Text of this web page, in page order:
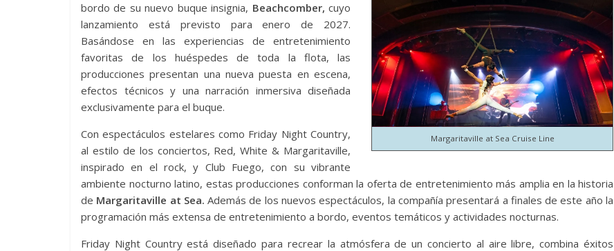
Margaritaville at Sea Cruise Line
bordo de su nuevo buque insignia, Beachcomber, cuyo
lanzamiento está previsto para enero de 2027.
Basándose en las experiencias de entretenimiento
favoritas de los huéspedes de toda la flota, las
producciones presentan una nueva puesta en escena,
efectos técnicos y una narración inmersiva diseñada
exclusivamente para el buque.
Con espectáculos estelares como Friday Night Country,
al estilo de los conciertos, Red, White & Margaritaville,
inspirado en el rock, y Club Fuego, con su vibrante
ambiente nocturno latino, estas producciones conforman la oferta de entretenimiento más amplia en la historia
de Margaritaville at Sea. Además de los nuevos espectáculos, la compañía presentará a finales de este año la
programación más extensa de entretenimiento a bordo, eventos temáticos y actividades nocturnas.
Friday Night Country está diseñado para recrear la atmósfera de un concierto al aire libre, combina éxitos